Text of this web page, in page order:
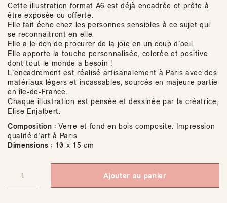
Cette illustration format A6 est déjà encadrée et prête à
être exposée ou offerte.
Elle fait écho chez les personnes sensibles à ce sujet qui
se reconnaitront en elle.
Elle a le don de procurer de la joie en un coup d’oeil.
Elle apporte la touche personnalisée, colorée et positive
dont tout le monde a besoin !
L’encadrement est réalisé artisanalement à Paris avec des
matériaux légers et incassables, sourcés en majeure partie
en île-de-France.
Chaque illustration est pensée et dessinée par la créatrice,
Elise Enjalbert.
Composition : Verre et fond en bois composite. Impression
qualité d’art à Paris
Dimensions : 10 x 15 cm
Ajouter au panier